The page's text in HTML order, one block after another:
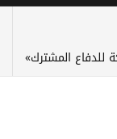
للدفاع المشترك»